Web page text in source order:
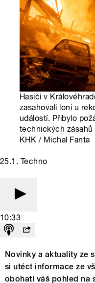
Hasiči v
zasahovali loni u
událostí. Přibylo
technických zásahů
KHK / Michal Fanta
25.1. Techno
10:33
Novinky a aktuality ze
si utéct informace ze
obohatí váš pohled na